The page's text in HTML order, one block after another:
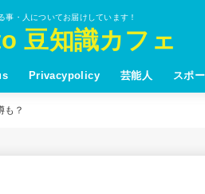
事・人についてお届けしています！
豆知識カフェ
Privacypolicy 芸能人 スポ
も？